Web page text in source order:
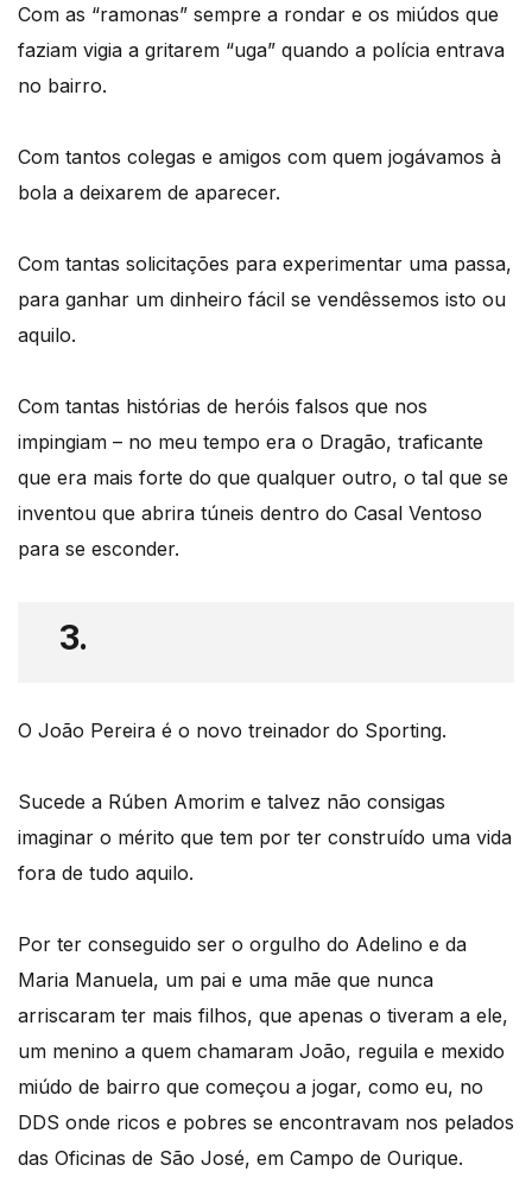
Com as “ramonas” sempre a rondar e os miúdos que
faziam vigia a gritarem “uga” quando a polícia entrava
no bairro.
Com tantos colegas e amigos com quem jogávamos à
bola a deixarem de aparecer.
Com tantas solicitações para experimentar uma passa,
para ganhar um dinheiro fácil se vendêssemos isto ou
aquilo.
Com tantas histórias de heróis falsos que nos
impingiam – no meu tempo era o Dragão, traficante
que era mais forte do que qualquer outro, o tal que se
inventou que abrira túneis dentro do Casal Ventoso
para se esconder.
3.
O João Pereira é o novo treinador do Sporting.
Sucede a Rúben Amorim e talvez não consigas
imaginar o mérito que tem por ter construído uma vida
fora de tudo aquilo.
Por ter conseguido ser o orgulho do Adelino e da
Maria Manuela, um pai e uma mãe que nunca
arriscaram ter mais filhos, que apenas o tiveram a ele,
um menino a quem chamaram João, reguila e mexido
miúdo de bairro que começou a jogar, como eu, no
DDS onde ricos e pobres se encontravam nos pelados
das Oficinas de São José, em Campo de Ourique.